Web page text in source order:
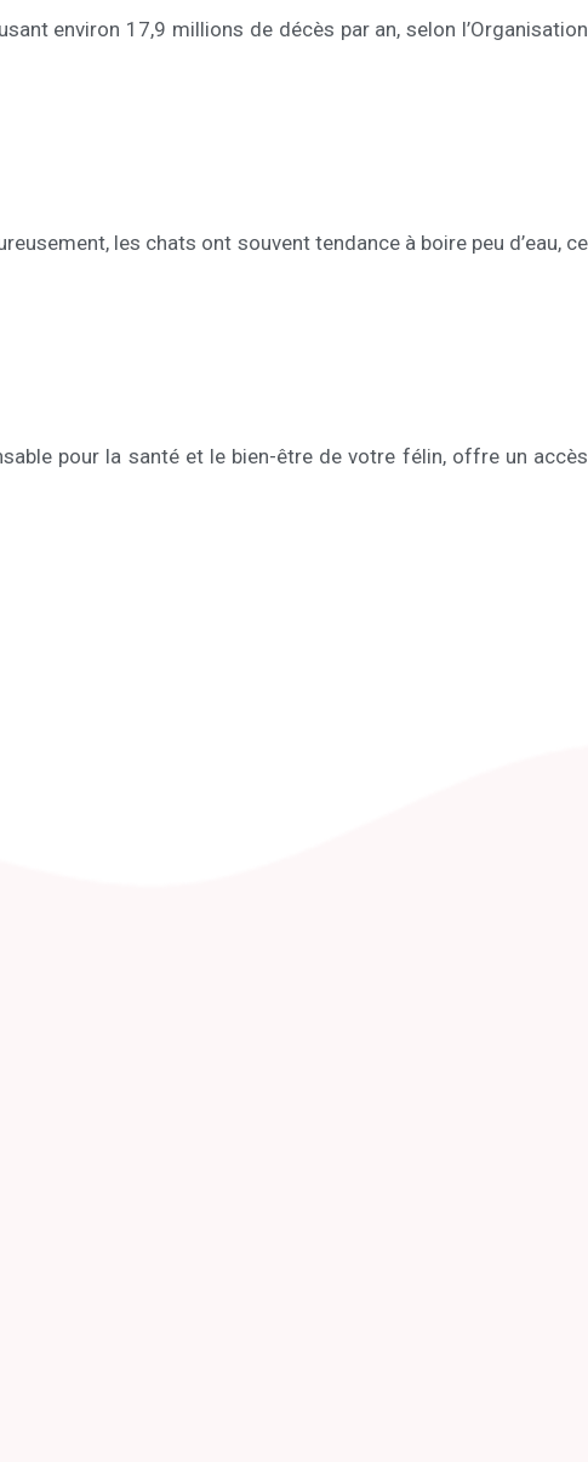
environ 17,9 millions de décès par an, selon l’Organisation
les chats ont souvent tendance à boire peu d’eau, ce
pour la santé et le bien-être de votre félin, offre un accès